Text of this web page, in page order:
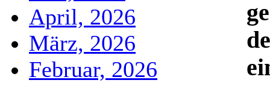
April, 2026
März, 2026
Februar, 2026